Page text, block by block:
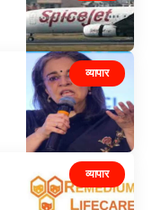
व्यापार
व्यापार